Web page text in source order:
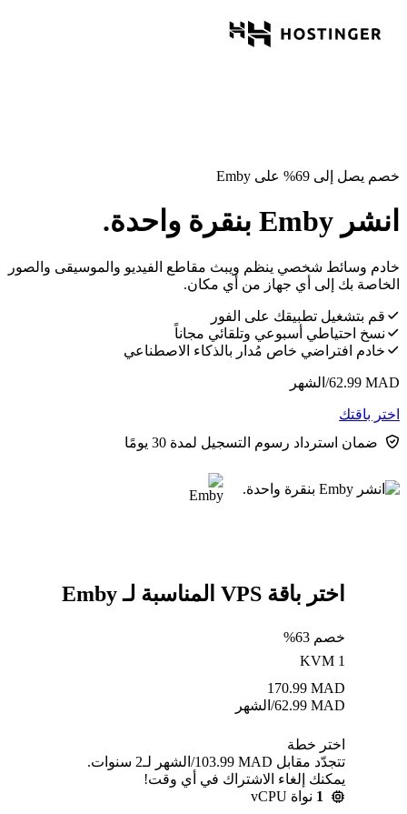
خصم يصل إلى 69% على Emby
انشر Emby بنقرة واحدة.
خادم وسائط شخصي ينظم ويبث مقاطع الفيديو والموسيقى والصور
الخاصة بك إلى أي جهاز من أي مكان.
قم بتشغيل تطبيقك على الفور
نسخ احتياطي أسبوعي وتلقائي مجاناً
خادم افتراضي خاص مُدار بالذكاء الاصطناعي
MAD
62.99/الشهر
اختر باقتك
ضمان استرداد رسوم التسجيل لمدة 30 يومًا
اختر باقة VPS المناسبة لـ Emby
خصم 63%
KVM 1
MAD
170.99
MAD
62.99/الشهر
اختر خطة
تتجدّد مقابل MAD ⁦103.99⁩/الشهر لـ2 سنوات.
يمكنك إلغاء الاشتراك في أي وقت!
1 نواة vCPU